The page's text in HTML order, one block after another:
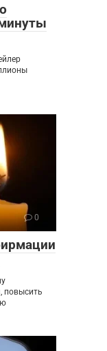
0
повысить